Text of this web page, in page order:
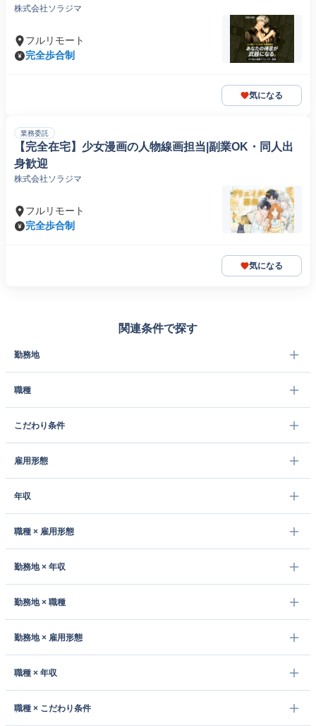
株式会社ソラジマ
フルリモート
完全歩合制
気になる
業務委託
【完全在宅】少女漫画の人物線画担当|副業OK・同人出
身歓迎
株式会社ソラジマ
フルリモート
完全歩合制
気になる
関連条件で探す
勤務地
職種
こだわり条件
雇用形態
年収
職種 × 雇用形態
勤務地 × 年収
勤務地 × 職種
勤務地 × 雇用形態
職種 × 年収
職種 × こだわり条件